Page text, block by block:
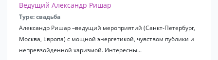
★ Несколько примеров работ:
- Премия звезд #instarawards
- Конкурс красоты Vklybe.tv
- Десятки клубов Спб: Central Station, Все хорошо,
Ведущий Александр Ришар
Type: свадьба
Александр Ришар –ведущий мероприятий (Санкт-Петербург,
Москва, Европа) с мощной энергетикой, чувством публики и
непревзойденной харизмой. Интересны...